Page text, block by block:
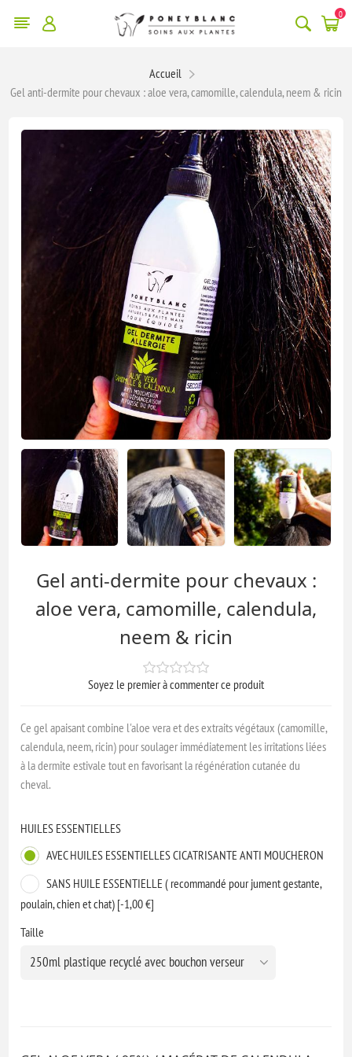
0
Accueil
Gel anti-dermite pour chevaux : aloe vera, camomille, calendula, neem & ricin
Gel anti-dermite pour chevaux :
aloe vera, camomille, calendula,
neem & ricin
Soyez le premier à commenter ce produit
Ce gel apaisant combine l'aloe vera et des extraits végétaux (camomille,
calendula, neem, ricin) pour soulager immédiatement les irritations liées
à la dermite estivale tout en favorisant la régénération cutanée du
cheval.
HUILES ESSENTIELLES
AVEC HUILES ESSENTIELLES CICATRISANTE ANTI MOUCHERON
SANS HUILE ESSENTIELLE ( recommandé pour jument gestante,
poulain, chien et chat) [-1,00 €]
Taille